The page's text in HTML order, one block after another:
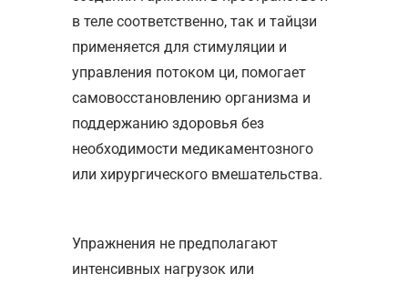
в теле соответственно, так и тайцзи
применяется для стимуляции и
управления потоком ци, помогает
самовосстановлению организма и
поддержанию здоровья без
необходимости медикаментозного
или хирургического вмешательства.
Упражнения не предполагают
интенсивных нагрузок или